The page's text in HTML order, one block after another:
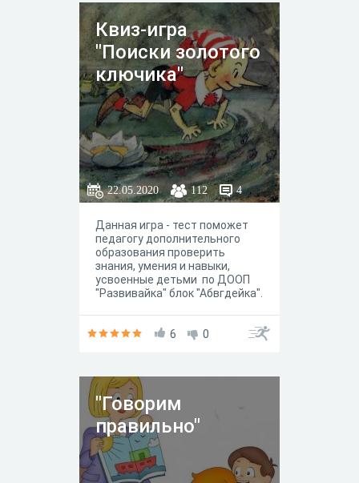
Квиз-игра
"Поиски золотого
ключика"
22.05.2020 112 4
Данная игра - тест поможет
педагогу дополнительного
образования проверить
знания, умения и навыки,
усвоенные детьми по ДООП
"Развивайка" блок "Абвгдейка".
аттестацией по данной
6 0
"Говорим
правильно"